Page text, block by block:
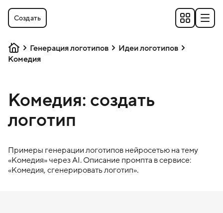
Создать
Генерация логотипов
Идеи логотипов
Комедия
Комедия: создать
логотип
Примеры генерации логотипов нейросетью на тему
«Комедия» через AI. Описание промпта в сервисе:
«Комедия, сгенерировать логотип».